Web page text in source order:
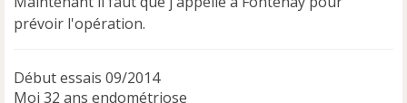
prévoir l'opération.
Début essais 09/2014
Moi 32 ans endométriose